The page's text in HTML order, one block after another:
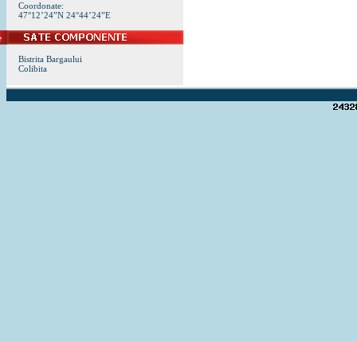
Coordonate:
47°12’24”N 24°44’24”E
Bistrita Bargaului
Colibita